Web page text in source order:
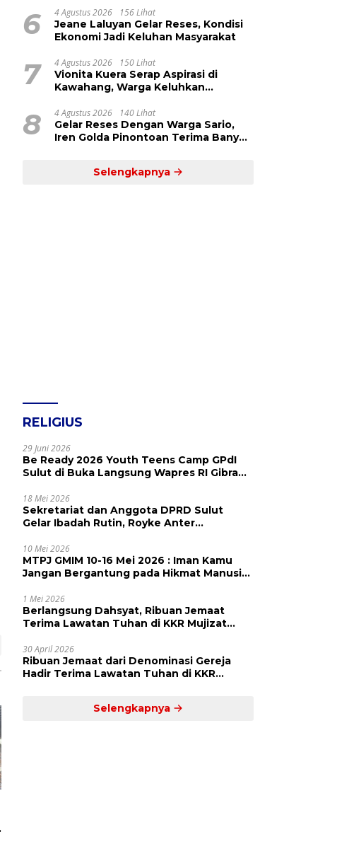
6 4 Agustus 2026 156 Lihat
Jeane Laluyan Gelar Reses, Kondisi
Ekonomi Jadi Keluhan Masyarakat
7 4 Agustus 2026 150 Lihat
Vionita Kuera Serap Aspirasi di
Kawahang, Warga Keluhkan
8 4 Agustus 2026 140 Lihat
Gelar Reses Dengan Warga Sario,
Iren Golda Pinontoan Terima Banyak
Selengkapnya
RELIGIUS
29 Juni 2026
Be Ready 2026 Youth Teens Camp GPdI
Sulut di Buka Langsung Wapres RI Gibran
Apresiasi Tinggi
18 Mei 2026
Sekretariat dan Anggota DPRD Sulut
Gelar Ibadah Rutin, Royke Anter
dan Pengingat
10 Mei 2026
MTPJ GMIM 10-16 Mei 2026 : Iman Kamu
Jangan Bergantung pada Hikmat Manusia,
1 Mei 2026
Berlangsung Dahsyat, Ribuan Jemaat
Terima Lawatan Tuhan di KKR Mujizat
30 April 2026
Ribuan Jemaat dari Denominasi Gereja
Hadir Terima Lawatan Tuhan di KKR
Selengkapnya